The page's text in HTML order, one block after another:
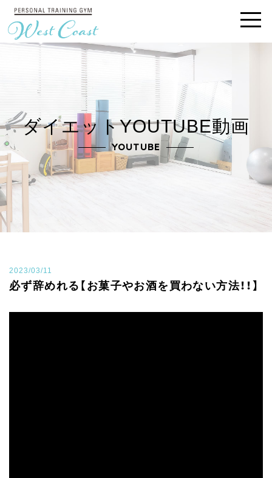
ダイエットYOUTUBE動画
YOUTUBE
2023/03/11
必ず辞めれる【お菓子やお酒を買わない方法！！】